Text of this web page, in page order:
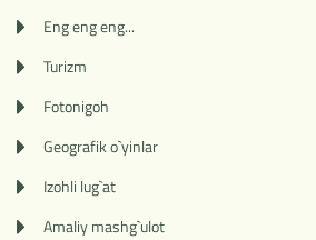
Eng eng eng...
Turizm
Fotonigoh
Geografik o`yinlar
Izohli lug`at
Amaliy mashg`ulot